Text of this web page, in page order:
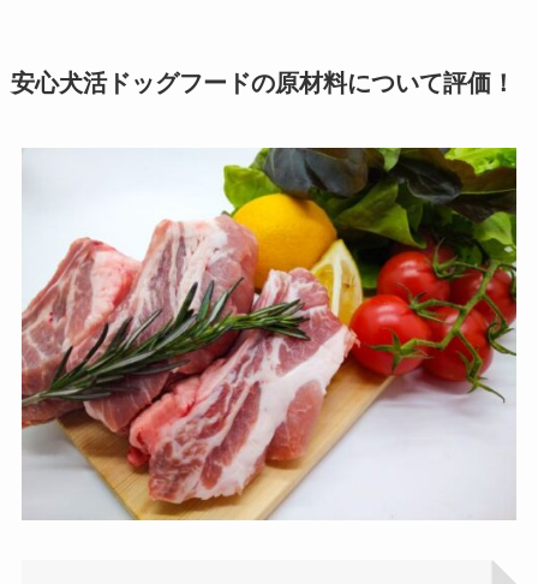
安心犬活ドッグフードの原材料について評価！